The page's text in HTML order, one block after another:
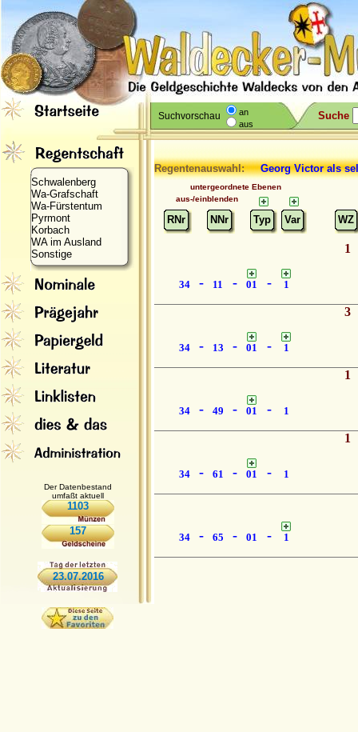
Suchvorschau
an
aus
Suche
Schwalenberg
Wa-Grafschaft
Wa-Fürstentum
Pyrmont
Korbach
WA im Ausland
Sonstige
Der Datenbestand
umfaßt aktuell
1103
157
23.07.2016
Regentenauswahl: Georg Victorals
untergeordnete Ebenen
aus-/einblenden
RNr NNr Typ Var WZ
34 - 11 - 01 - 1
1
34 - 13 - 01 - 1
3
34 - 49 - 01 - 1
1
34 - 61 - 01 - 1
1
34 - 65 - 01 - 1